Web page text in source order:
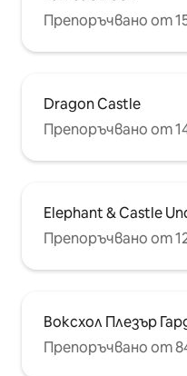
Препоръчвано от
Dragon Castle
Препоръчвано от
Elephant & Castle
Препоръчвано от
Воксхол Плезър
Препоръчвано от